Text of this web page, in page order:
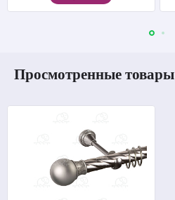
Просмотренные товары